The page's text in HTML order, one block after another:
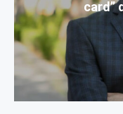
card”